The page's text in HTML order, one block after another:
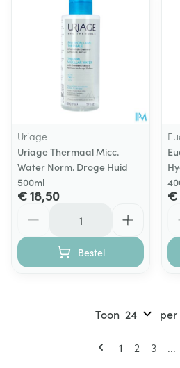
Uriage
Uriage Thermaal Micc.
Water Norm. Droge Huid
500ml
€ 18,50
Bestel
€
U lees
1 Pagina
2 Pagina
3 ...
Toon